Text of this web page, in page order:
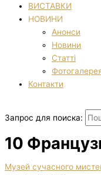
ВИСТАВКИ
НОВИНИ
Анонси
Новини
Статті
Контакти
Запрос для поиска:
10
Музей сучасного